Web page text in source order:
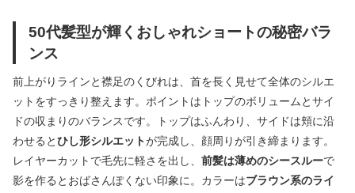
50代髪型が輝くおしゃれショートの秘密バラ
ンス
前上がりラインと襟足のくびれは、首を長く見せて全体のシルエ
ットをすっきり整えます。ポイントはトップのボリュームとサイ
ドの収まりのバランスです。トップはふんわり、サイドは頬に沿
わせるとひし形シルエットが完成し、顔周りが引き締まります。
レイヤーカットで毛先に軽さを出し、 前髪は薄めのシースルーで
影を作るとおばさんぽくない印象に。カラーはブラウン系のライ